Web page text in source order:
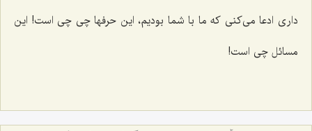
داری ادعا می‌کنی که ما با شما بودیم، این حرفها چی چی است! این
مسائل چی است!